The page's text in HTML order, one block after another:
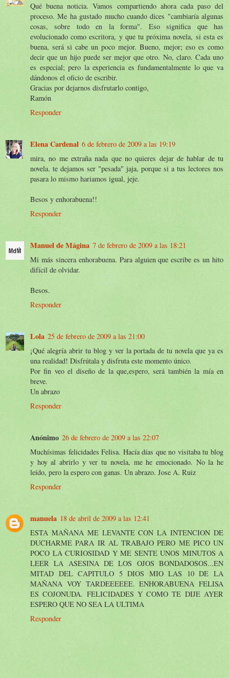
Qué buena noticia. Vamos compartiendo ahora cada paso del
proceso. Me ha gustado mucho cuando dices "cambiaría algunas
cosas, sobre todo en la forma". Eso significa que has
evolucionado como escritora, y que tu próxima novela, si esta es
buena, será si cabe un poco mejor. Bueno, mejor; eso es como
decir que un hijo puede ser mejor que otro. No, claro. Cada uno
es especial; pero la experiencia es fundamentalmente lo que va
dándonos el oficio de escribir.
Gracias por dejarnos disfrutarlo contigo,
Ramón
Responder
Elena Cardenal 6 de febrero de 2009 a las 19:19
mira, no me extraña nada que no quieres dejar de hablar de tu
novela. te dejamos ser "pesada" jaja, porque si a tus lectores nos
pasara lo mismo hariamos igual, jeje.
Besos y enhorabuena!!
Responder
Manuel de Mágina 7 de febrero de 2009 a las 18:21
Mi más sincera enhorabuena. Para alguien que escribe es un hito
difícil de olvidar.
Besos.
Responder
Lola 25 de febrero de 2009 a las 21:00
¡Qué alegría abrir tu blog y ver la portada de tu novela que ya es
una realidad! Disfrútala y disfruta este momento único.
Por fin veo el diseño de la que,espero, será también la mía en
breve.
Un abrazo
Responder
Anónimo 26 de febrero de 2009 a las 22:07
Muchísimas felicidades Felisa. Hacía días que no visitaba tu blog
y hoy al abrirlo y ver tu novela, me he emocionado. No la he
leído, pero la espero con ganas. Un abrazo. Jose A. Ruiz
Responder
manuela 18 de abril de 2009 a las 12:41
ESTA MAÑANA ME LEVANTE CON LA INTENCION DE
DUCHARME PARA IR AL TRABAJO PERO ME PICO UN
POCO LA CURIOSIDAD Y ME SENTE UNOS MINUTOS A
LEER LA ASESINA DE LOS OJOS BONDADOSOS...EN
MITAD DEL CAPITULO 5 DIOS MIO LAS 10 DE LA
MAÑANA VOY TARDEEEEEE. ENHORABUENA FELISA
ES COJONUDA. FELICIDADES Y COMO TE DIJE AYER
ESPERO QUE NO SEA LA ULTIMA
Responder